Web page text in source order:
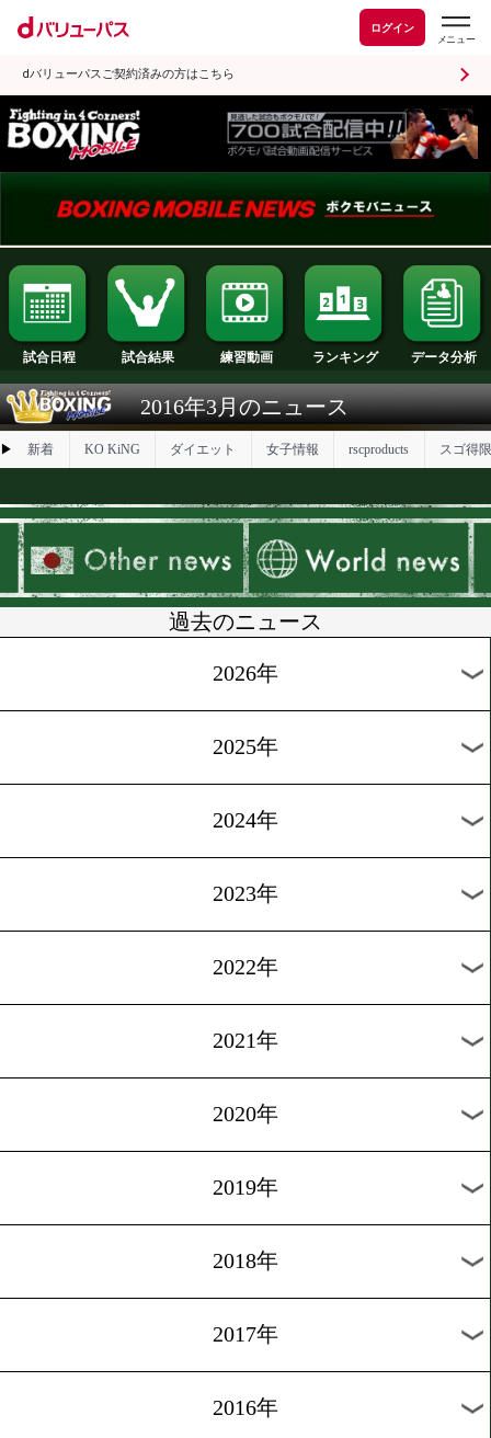
ログイン
dバリューパスご契約済みの方はこちら
試合日程 試合結果 練習動画 ランキング
新着 ダイエット
過去のニュース
2026年
2025年
2023年
2021年
2020年